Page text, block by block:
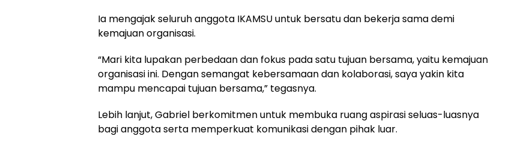
Ia mengajak seluruh anggota IKAMSU untuk bersatu dan bekerja sama demi
kemajuan organisasi.
“Mari kita lupakan perbedaan dan fokus pada satu tujuan bersama, yaitu kemajuan
organisasi ini. Dengan semangat kebersamaan dan kolaborasi, saya yakin kita
mampu mencapai tujuan bersama,” tegasnya.
Lebih lanjut, Gabriel berkomitmen untuk membuka ruang aspirasi seluas-luasnya
bagi anggota serta memperkuat komunikasi dengan pihak luar.